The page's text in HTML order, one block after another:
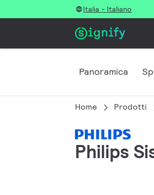
Italia - Italiano
Panoramica
Home Prodotti
Philips